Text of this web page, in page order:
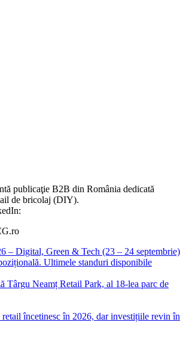
publicaţie B2B din România dedicată
de bricolaj (DIY).
– Digital, Green & Tech (23 – 24 septembrie)
Ultimele standuri disponibile
Târgu Neamț Retail Park, al 18-lea parc de
încetinesc în 2026, dar investițiile revin în